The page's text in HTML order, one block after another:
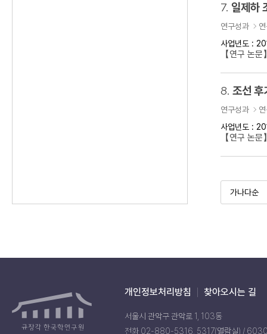
7. 일제하
연구성과
사업년도 :
【연구 논
8. 조선
연구성과
사업년도 :
【연구 논
개인정보처리방침 찾아오시는 길
서울시 관악구 관악로 1, 103동
전화 02-880-5316, 5317(열람실) /